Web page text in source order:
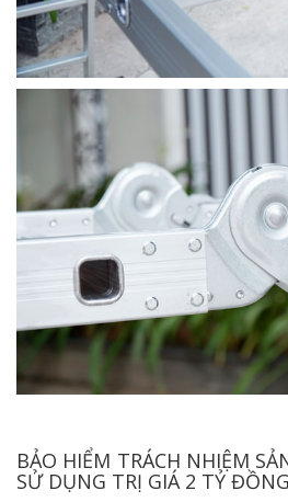
BẢO HIỂM TRÁCH NHIỆM
SỬ DỤNG TRỊ GIÁ 2 TỶ ĐỒNG